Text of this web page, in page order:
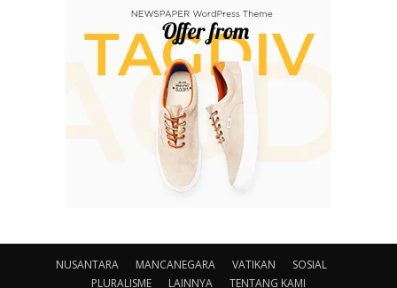
NUSANTARA MANCANEGARA VATIKAN
SOSIAL
PLURALISME
LAINNYA TENTANG KAMI